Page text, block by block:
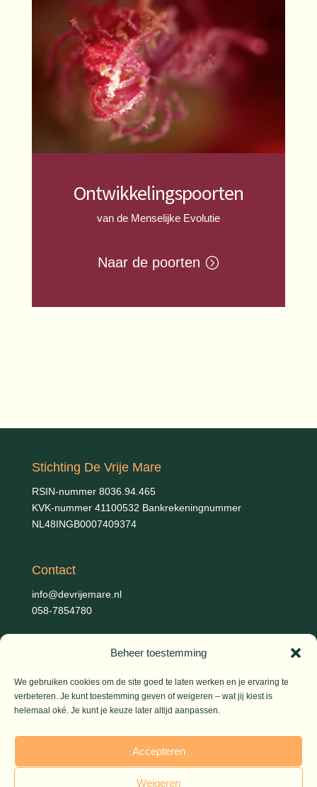
Beheer toestemming
We gebruiken cookies om de site goed te laten werken en je ervaring te
verbeteren. Je kunt toestemming geven of weigeren – wat jij kiest is
helemaal oké. Je kunt je keuze later altijd aanpassen.
Accepteren
Weigeren
Ontwikkelingspoorten
van de Menselijke Evolutie
Naar de poorten
Stichting De Vrije Mare
RSIN-nummer 8036.94.465
KVK-nummer 41100532 Bankrekeningnummer
NL48INGB0007409374
Contact
info@devrijemare.nl
058-7854780
Gerold Febis, Johanna Koelman, Ronald de Jong,Aart
Blom (artikelen), Iris Planting (Marieke)